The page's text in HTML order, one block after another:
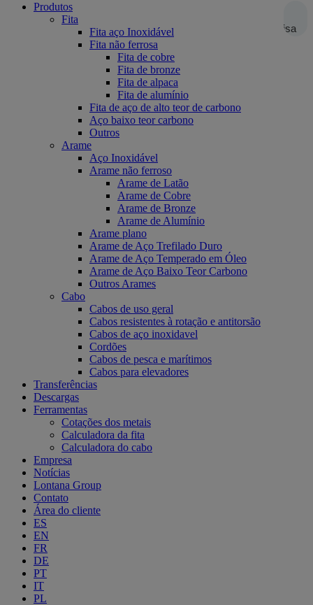
Pesquisa
Produtos
Fita
Fita aço Inoxidável
Fita não ferrosa
Fita de cobre
Fita de bronze
Fita de alpaca
Fita de alumínio
Fita de aço de alto teor de carbono
Aço baixo teor carbono
Outros
Arame
Aço Inoxidável
Arame não ferroso
Arame de Latão
Arame de Cobre
Arame de Bronze
Arame de Alumínio
Arame plano
Arame de Aço Trefilado Duro
Arame de Aço Temperado em Óleo
Arame de Aço Baixo Teor Carbono
Outros Arames
Cabo
Cabos de uso geral
Cabos resistentes à rotação e antitorsão
Cabos de aço inoxidavel
Cordões
Cabos de pesca e marítimos
Cabos para elevadores
Transferências
Descargas
Ferramentas
Cotações dos metais
Calculadora da fita
Calculadora do cabo
Empresa
Notícias
Lontana Group
Contato
Área do cliente
ES
EN
FR
DE
PT
IT
PL